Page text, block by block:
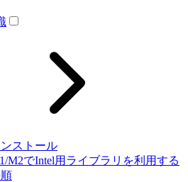
ストール
M2でIntel用ライブラリを利用する